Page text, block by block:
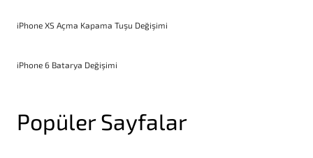
iPhone XS Açma Kapama Tuşu Değişimi
iPhone 6 Batarya Değişimi
Popüler Sayfalar